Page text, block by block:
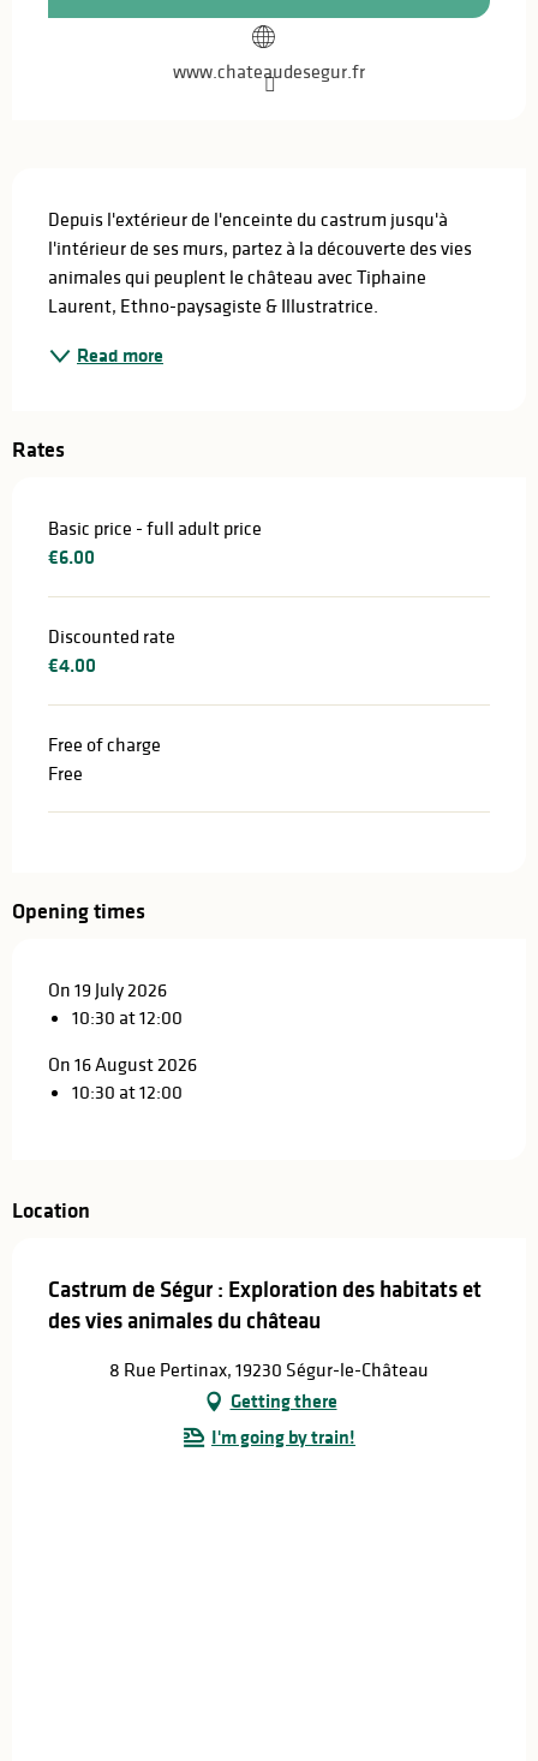
www.chateaudesegur.fr
Depuis l'extérieur de l'enceinte du castrum jusqu'à
l'intérieur de ses murs, partez à la découverte des vies
animales qui peuplent le château avec Tiphaine
Laurent, Ethno-paysagiste & Illustratrice.
Read more
Rates
Basic price - full adult price
€6.00
Discounted rate
€4.00
Free of charge
Free
Opening times
On 19 July 2026
10:30 at 12:00
On 16 August 2026
10:30 at 12:00
Location
Castrum de Ségur : Exploration des habitats et
des vies animales du château
8 Rue Pertinax, 19230 Ségur-le-Château
Getting there
I'm going by train!